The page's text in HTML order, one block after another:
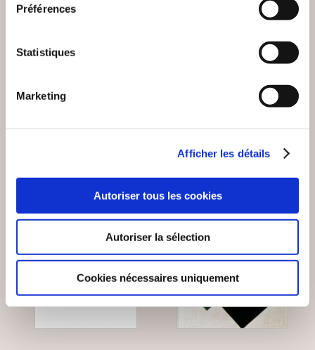
Préférences
Statistiques
Marketing
Afficher les détails
Autoriser tous les cookies
Autoriser la sélection
Cookies nécessaires uniquement
Jérôme Zenastral DESPAROIR Célina
PERFORMANCE ET
LÂCHER-PRISE